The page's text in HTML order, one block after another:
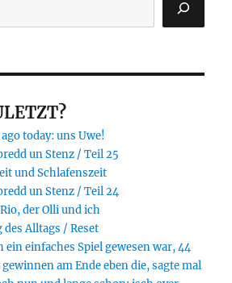
today: uns Uwe!
un Stenz / Teil 25
und Schlafenszeit
un Stenz / Teil 24
der Olli und ich
Alltags / Reset
ein einfaches Spiel gewesen war, 44
am Ende eben die, sagte mal